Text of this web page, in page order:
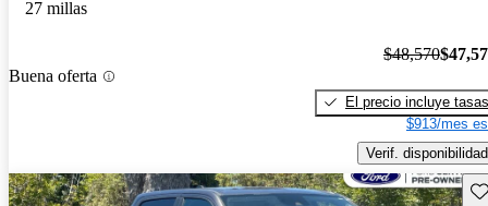
27 millas
Buena oferta
$48,570
El precio incluye tasas
$913/mes
Verif. disponibilidad